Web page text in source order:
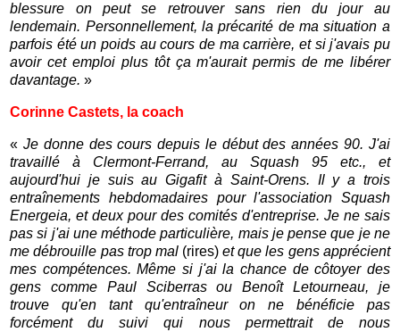
blessure on peut se retrouver sans rien du jour au
lendemain. Personnellement, la précarité de ma situation a
parfois été un poids au cours de ma carrière, et si j'avais pu
avoir cet emploi plus tôt ça m'aurait permis de me libérer
davantage.»
Corinne Castets, la coach
« Je donne des cours depuis le début des années 90. J'ai
travaillé à Clermont-Ferrand, au Squash 95 etc., et
aujourd'hui je suis au Gigafit à Saint-Orens. Il y a trois
entraînements hebdomadaires pour l'association Squash
Energeia, et deux pour des comités d'entreprise. Je ne sais
pas si j'ai une méthode particulière, mais je pense que je ne
me débrouille pas trop mal (rires)et que les gens apprécient
mes compétences. Même si j'ai la chance de côtoyer des
gens comme Paul Sciberras ou Benoît Letourneau, je
trouve qu'en tant qu'entraîneur on ne bénéficie pas
forcément du suivi qui nous permettrait de nous